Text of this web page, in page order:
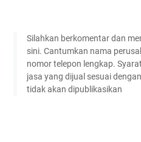
Silahkan berkomentar dan
sini. Cantumkan nama
nomor telepon lengkap.
jasa yang dijual sesuai
tidak akan dipublikasikan